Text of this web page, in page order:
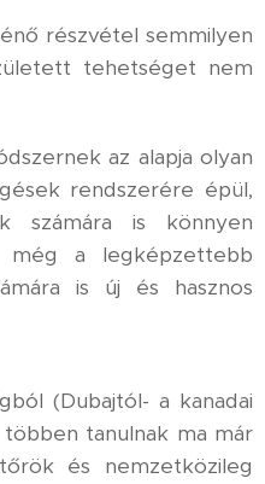
részvétel semmilyen
tehetséget nem
az alapja olyan
rendszerére épül,
számára is könnyen
még a legképzettebb
is új és hasznos
(Dubajtól- a kanadai
tanulnak ma már
és nemzetközileg